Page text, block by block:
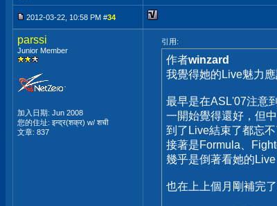
2012-03-22, 10:58 PM #34
parssi
Junior Member
加入日期: Jun 2008
您的住址: इन्द्र(शक्र) w/ शची
文章: 837
引用:
作者winzard
我覺得她的Live魅力
最早是在ASL'07注意
一開始覺得還好，但
到了Live結束了都忘
接著是Formula、
幾乎是倒著看她的
也在上上個月剛補完